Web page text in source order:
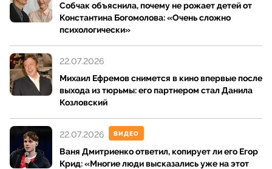
Собчак объяснила, почему не рожает детей от
Константина Богомолова: «Очень сложно
психологически»
Михаил Ефремов снимется в кино впервые после
выхода из тюрьмы: его партнером стал Данила
Козловский
22.07.2026
ВИДЕО
Ваня Дмитриенко ответил, копирует ли его Егор
Крид: «Многие люди высказались уже на этот
22.07.2026